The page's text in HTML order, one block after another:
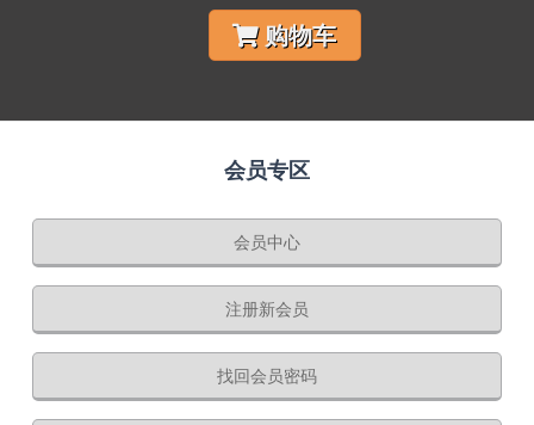
购物车
会员专区
会员中心
注册新会员
找回会员密码